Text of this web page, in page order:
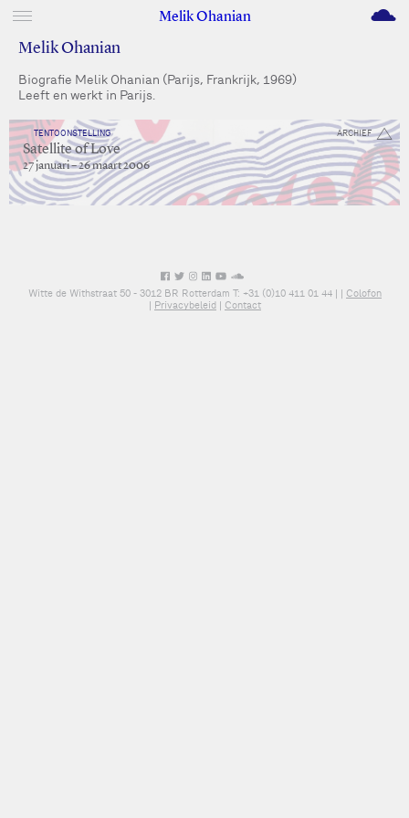
Melik Ohanian M
Melik Ohanian
Biografie Melik Ohanian (Parijs, Frankrijk, 1969)
Leeft en werkt in Parijs.
ARCHIEF
TENTOONSTELLING
Satellite of Love
27 januari – 26 maart 2006
Witte de Withstraat 50 - 3012 BR Rotterdam T: +31 (0)10 411 01 44 | | Colofon
| Privacybeleid| Contact